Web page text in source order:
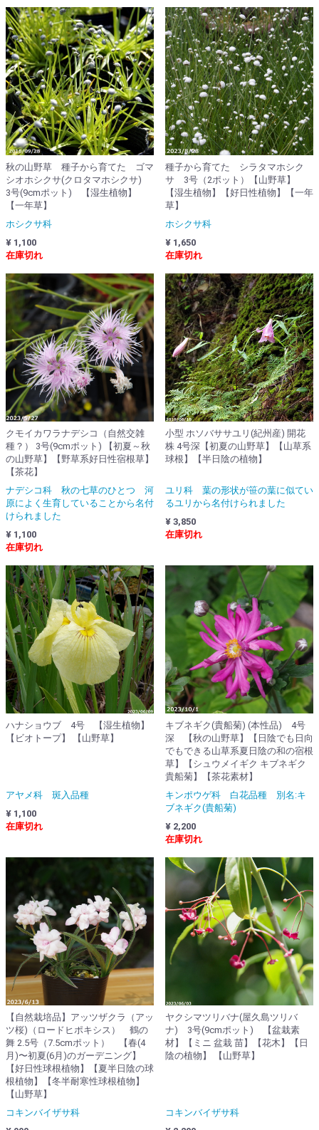
秋の山野草 種子から育てた ゴマ
シオホシクサ(クロタマホシクサ)
3号(9cmポット) 【湿生植物】
【一年草】
ホシクサ科
¥ 1,100
在庫切れ
種子から育てた シラタマホシク
サ 3号（2ポット）【山野草】
【湿生植物】【好日性植物】【一年
草】
ホシクサ科
¥ 1,650
在庫切れ
クモイカワラナデシコ（自然交雑
種？） 3号(9cmポット) 【初夏～秋
の山野草】【野草系好日性宿根草】
【茶花】
ナデシコ科 秋の七草のひとつ 河
原によく生育していることから名付
けられました
¥ 1,100
在庫切れ
小型 ホソバササユリ(紀州産) 開花
株 4号深【初夏の山野草】【山草系
球根】【半日陰の植物】
ユリ科 葉の形状が笹の葉に似てい
るユリから名付けられました
¥ 3,850
在庫切れ
ハナショウブ 4号 【湿生植物】
【ビオトープ】 【山野草】
アヤメ科 斑入品種
¥ 1,100
在庫切れ
キブネギク(貴船菊) (本性品) 4号
深 【秋の山野草】【日陰でも日向
でもできる山草系夏日陰の和の宿根
草】【シュウメイギク キブネギク
貴船菊】【茶花素材】
キンポウゲ科 白花品種 別名:キ
ブネギク(貴船菊)
¥ 2,200
在庫切れ
【自然栽培品】アッツザクラ（アッ
ツ桜)（ロードヒポキシス） 鶴の
舞 2.5号（7.5cmポット） 【春(4
月)〜初夏(6月)のガーデニング】
【好日性球根植物】【夏半日陰の球
根植物】【冬半耐寒性球根植物】
【山野草】
コキンバイザサ科
ヤクシマツリバナ(屋久島ツリバ
ナ) 3号(9cmポット) 【盆栽素
材】【ミニ 盆栽 苗】【花木】【日
陰の植物】 【山野草】
コキンバイザサ科